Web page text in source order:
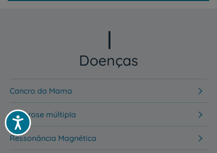
Acessibilidade
Doenças
Cancro da Mama
Esclerose múltipla
Ressonância Magnética